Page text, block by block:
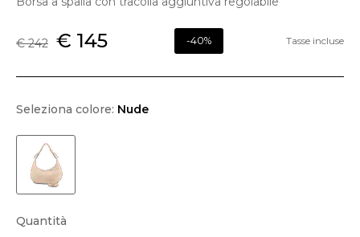
€ 242 € 145 -40% Tasse incluse
Seleziona colore: Nude
Quantità